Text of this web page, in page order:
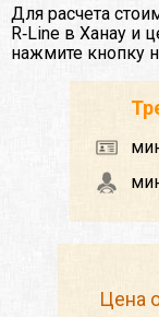
Для расчета
R‑Line в Ханау и
нажмите кнопку
Цена